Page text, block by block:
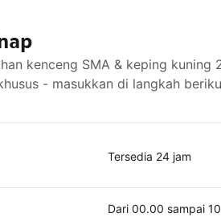
kenceng SMA & keping
- masukkan di langkah
Tersedia 24 jam
Dari 00.00 sampai